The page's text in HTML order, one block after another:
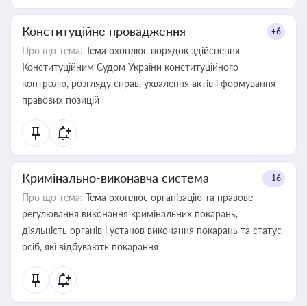
Конституційне провадження +6
Про що тема: Тема охоплює порядок здійснення
Конституційним Судом України конституційного
контролю, розгляду справ, ухвалення актів і формування
правових позицій
Кримінально-виконавча система +16
Про що тема: Тема охоплює організацію та правове
регулювання виконання кримінальних покарань,
діяльність органів і установ виконання покарань та статус
осіб, які відбувають покарання